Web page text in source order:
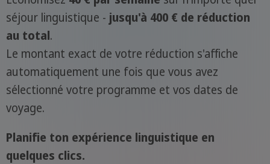
séjour linguistique - jusqu'à 400 € de réduction
au total.
Le montant exact de votre réduction s'affiche
automatiquement une fois que vous avez
sélectionné votre programme et vos dates de
voyage.
Planifie ton expérience linguistique en
quelques clics.